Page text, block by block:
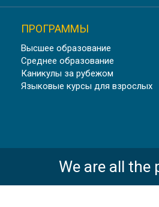
УНИВЕРСИТЕТ
ПРОГРАММЫ
Высшее образование
Среднее образование
Каникулы за рубежом
Языковые курсы для взрослых
We are all the